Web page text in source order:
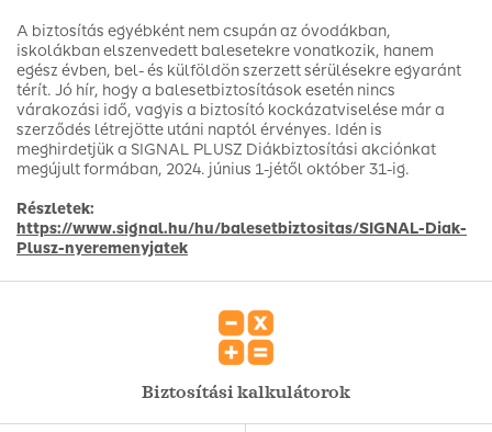
A biztosítás egyébként nem csupán az óvodákban,
iskolákban elszenvedett balesetekre vonatkozik, hanem
egész évben, bel- és külföldön szerzett sérülésekre egyaránt
térít. Jó hír, hogy a balesetbiztosítások esetén nincs
várakozási idő, vagyis a biztosító kockázatviselése már a
szerződés létrejötte utáni naptól érvényes. Idén is
meghirdetjük a SIGNAL PLUSZ Diákbiztosítási akciónkat
megújult formában, 2024. június 1-jétől október 31-ig.
Részletek:
https://www.signal.hu/hu/balesetbiztositas/SIGNAL-Diak-
Plusz-nyeremenyjatek
Biztosítási kalkulátorok